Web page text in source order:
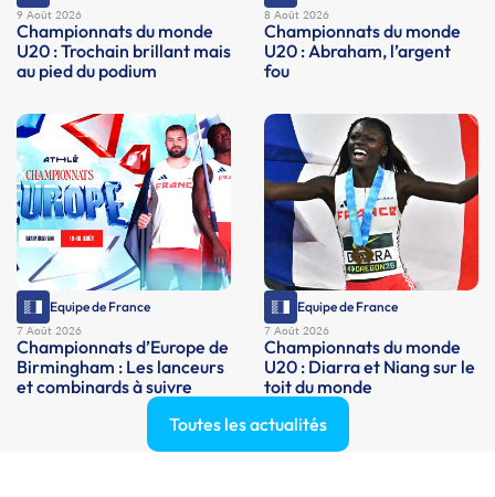
9 Août 2026
Championnats du monde
U20 : Trochain brillant mais
au pied du podium
8 Août 2026
Championnats du monde
U20 : Abraham, l’argent
fou
Equipe de France
7 Août 2026
Championnats d’Europe de
Birmingham : Les lanceurs
et combinards à suivre
Equipe de France
7 Août 2026
Championnats du monde
U20 : Diarra et Niang sur le
toit du monde
Toutes les actualités